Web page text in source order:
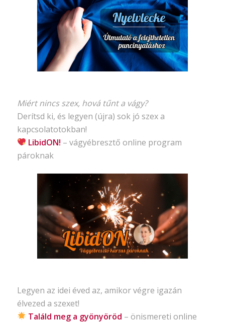
Miért nincs szex, hová tűnt a vágy?
Derítsd ki, és legyen (újra) sok jó szex a
kapcsolatotokban!
LibidON! – vágyébresztő online program
pároknak
Legyen az idei éved az, amikor végre igazán
élvezed a szexet!
Találd meg a gyönyöröd – önismereti online